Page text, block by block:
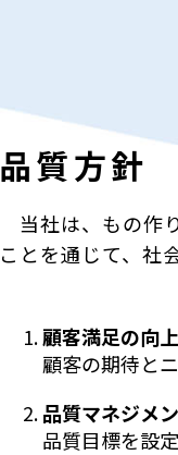
品質方針
当社は、もの作
ことを通じて、社
顧客満足の向上
顧客の期待と
品質マネジメ
品質目標を設